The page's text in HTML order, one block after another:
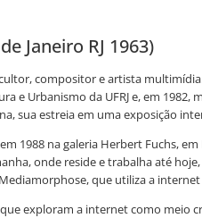
Janeiro RJ 1963)
compositor e artista
e Urbanismo da UFRJ e, em
sua estreia em uma exposição
1988 na galeria Herbert Fuchs,
onde reside e trabalha até
que utiliza a
exploram a internet como meio